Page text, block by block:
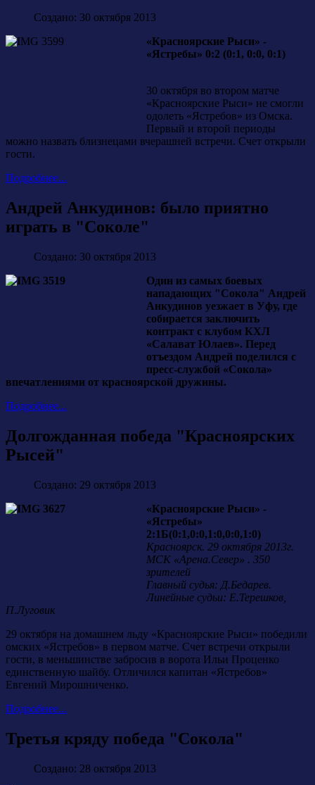
Создано: 30 октября 2013
«Красноярские Рыси» -
«Ястребы» 0:2 (0:1, 0:0, 0:1)
30 октября во втором матче
«Красноярские Рыси» не смогли
одолеть «Ястребов» из Омска.
Первый и второй периоды
можно назвать близнецами вчерашней встречи. Счет открыли
гости.
Подробнее...
Андрей Анкудинов: было приятно
играть в "Соколе"
Создано: 30 октября 2013
Один из самых боевых
нападающих "Сокола" Андрей
Анкудинов уезжает в Уфу, где
собирается заключить
контракт с клубом КХЛ
«Салават Юлаев». Перед
отъездом Андрей поделился с
пресс-службой «Сокола»
впечатлениями от красноярской дружины.
Подробнее...
Долгожданная победа "Красноярских
Рысей"
Создано: 29 октября 2013
«Красноярские Рыси» -
«Ястребы»
2:1Б(0:1,0:0,1:0,0:0,1:0)
Красноярск. 29 октября 2013г.
МСК «Арена.Север» . 350
зрителей
Главный судья: Д.Бедарев.
Линейные судьи: Е.Терешков,
П.Луговик
29 октября на домашнем льду «Красноярские Рыси» победили
омских «Ястребов» в первом матче. Счет встречи открыли
гости, в меньшинстве забросив в ворота Ильи Проценко
единственную шайбу. Отличился капитан «Ястребов»
Евгений Мирошниченко.
Подробнее...
Третья кряду победа "Сокола"
Создано: 28 октября 2013